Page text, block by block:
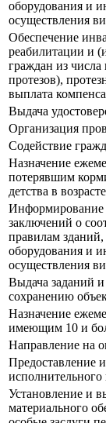
оборудования и
осуществления
Обеспечение
реабилитации и
граждан из числа
протезов),
выплата
Выдача
Организация
Содействие
Назначение
потерявшим
детства в
Информирование
заключений о
правилам
оборудования и
осуществления
Выдача заданий
сохранению
Назначение
имеющим 10 и
Направление на
Предоставление
исполнительного
Установление и
материального